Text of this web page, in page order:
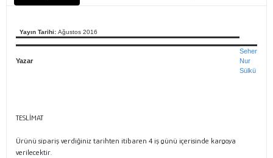
Yayın Tarihi: Ağustos 2016
Yazar
Seher
Nur
Sülkü
TESLİMAT
Ürünü sipariş verdiğiniz tarihten itibaren 4 iş günü içerisinde kargoya
verilecektir.